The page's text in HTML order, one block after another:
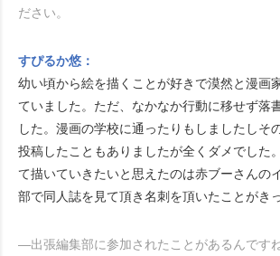
ださい。
すぴるか悠：
幼い頃から絵を描くことが好きで漠然と漫画
ていました。ただ、なかなか行動に移せず落
した。漫画の学校に通ったりもしましたしそ
投稿したこともありましたが全くダメでした
て描いていきたいと思えたのは赤ブーさんの
部で同人誌を見て頂き名刺を頂いたことがき
―出張編集部に参加されたことがあるんです